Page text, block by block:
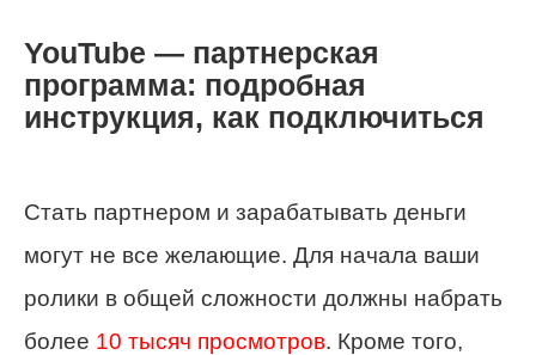
YouTube — партнерская
программа: подробная
инструкция, как подключиться
Стать партнером и зарабатывать деньги
могут не все желающие. Для начала ваши
ролики в общей сложности должны набрать
более 10 тысяч просмотров. Кроме того,